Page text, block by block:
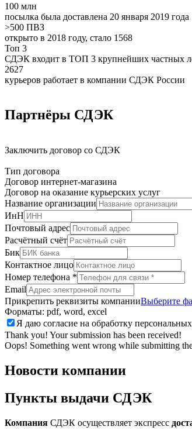
100 млн
посылка была доставлена 20 января 2019 года
>500 ПВЗ
открыто в 2018 году, стало 1568
Топ 3
СДЭК входит в ТОП 3 крупнейших частных
2627
курьеров работает в компании СДЭК России
Партнёры СДЭК
Заключить договор со СДЭК
Тип договора
Договор интернет-магазина
Договор на оказание курьерских услуг
Название организации
ИнН
Почтовый адрес
Расчётный счёт
Бик
Контактное лицо
Номер телефона *
Email
Прикрепить реквизиты компанииВыберите
Форматы: pdf, word, excel
Я даю согласие на обработку
Thank you! Your submission has been received!
Oops! Something went wrong while submitting
Новости компании
Пункты выдачи СДЭК
Компания СДЭК осуществляет экспресс